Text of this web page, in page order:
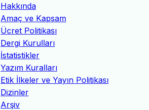
Hakkında
Amaç ve Kapsam
Ücret Politikası
Dergi Kurulları
İstatistikler
Yazım Kuralları
Etik İlkeler ve Yayın Politikası
Dizinler
Arşiv